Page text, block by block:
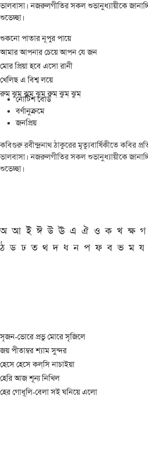
ভালবাসা। নজরুলগীতির সকল শুভানুধ্যায়ীকে
শুভেচ্ছা।
শুকনো পাতার নূপুর পায়ে
আমার আপনার চেয়ে আপন যে জন
মোর প্রিয়া হবে এসো রানী
খেলিছ এ বিশ্ব লয়ে
রুম্ ঝুম্ ঝুম্ ঝুম্ রুম্ ঝুম্ ঝুম্
নোটিশ বোর্ড
বর্ণানুক্রমে
জনপ্রিয়
কবিগুরু রবীন্দ্রনাথ ঠাকুরের মৃত্যুবার্ষিকীতে কবির
ভালবাসা। নজরুলগীতির সকল শুভানুধ্যায়ীকে
শুভেচ্ছা।
অ আ ই ঈ উ ঊ এ ঐ ও ক খ ক্ষ গ
ঠ ড ঢ ত থ দ ধ ন প ফ ব ভ ম য
সৃজন-ভোরে প্রভু মোরে সৃজিলে
জয় পীতাম্বর শ্যাম সুন্দর
হেসে হেসে কল্‌সি নাচাইয়া
হেরি আজ শূন্য নিখিল
হের গোধূলি-বেলা সই ঘনিয়ে এলো